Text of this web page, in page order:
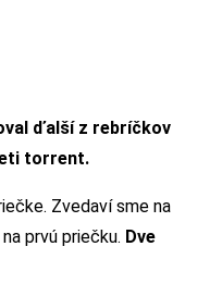
ďalší z rebríčkov
torrent.
Zvedaví sme na
prvú priečku. Dve